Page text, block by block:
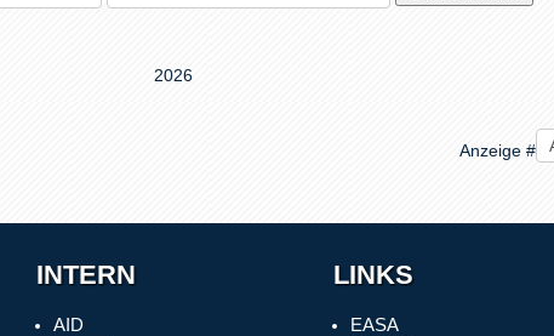
2026
Anzeige #
INTERN
AID
LINKS
EASA